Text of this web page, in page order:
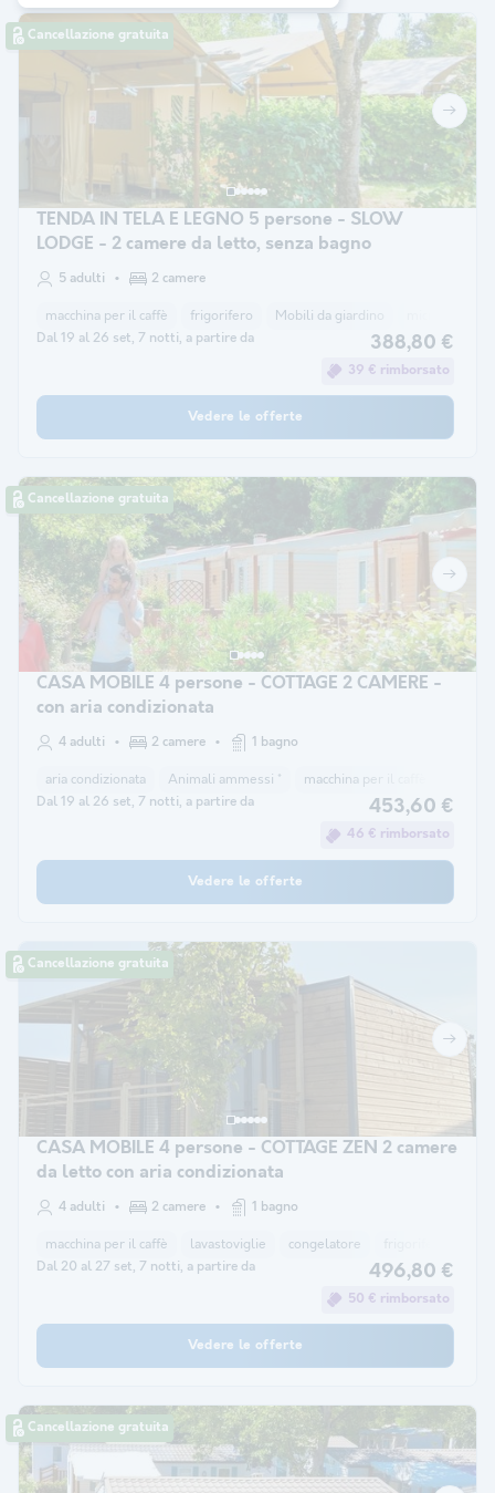
Cancellazione gratuita
TENDA IN TELA E LEGNO 5 persone - SLOW
LODGE - 2 camere da letto, senza bagno
5 adulti 2 camere
macchina per il caffè frigorifero Mobili da giardino
Dal 19 al 26 set, 7 notti, a partire da 388,80 €
39 € rimborsato
Vedere le offerte
Cancellazione gratuita
CASA MOBILE 4 persone - COTTAGE 2 CAMERE -
con aria condizionata
4 adulti 2 camere 1 bagno
aria condizionata Animali ammessi * macchina per il caffè
Dal 19 al 26 set, 7 notti, a partire da 453,60 €
46 € rimborsato
Vedere le offerte
Cancellazione gratuita
CASA MOBILE 4 persone - COTTAGE ZEN 2 camere
da letto con aria condizionata
4 adulti 2 camere 1 bagno
macchina per il caffè lavastoviglie congelatore
Dal 20 al 27 set, 7 notti, a partire da 496,80 €
50 € rimborsato
Vedere le offerte
Cancellazione gratuita